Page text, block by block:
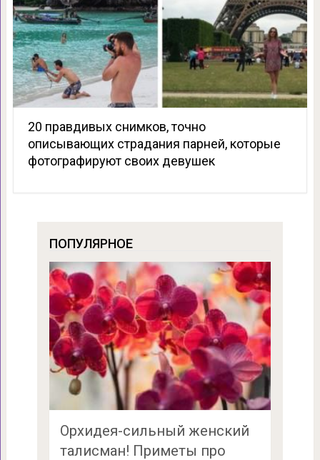
20 правдивых снимков, точно
описывающих страдания парней, которые
фотографируют своих девушек
ПОПУЛЯРНОЕ
Орхидея-сильный женский
талисман! Приметы про